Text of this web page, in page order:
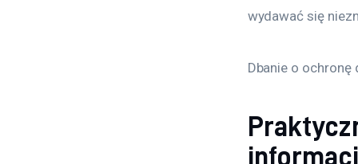
wydawać się
Dbanie o